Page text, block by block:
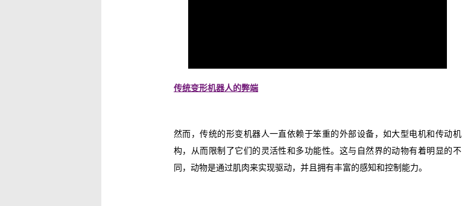
传统变形机器人的弊端
然而，传统的形变机器人一直依赖于笨重的外部设备，如大型电机和传动机
构，从而限制了它们的灵活性和多功能性。这与自然界的动物有着明显的不
同，动物是通过肌肉来实现驱动，并且拥有丰富的感知和控制能力。